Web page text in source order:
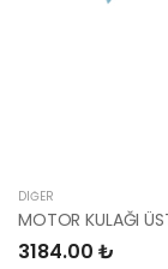
DIĞER
3184.00 ₺